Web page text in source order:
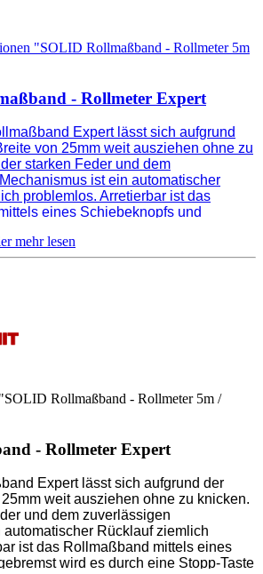
"SOLID Rollmaßband - Rollmeter 5m
- Rollmeter Expert
Expert lässt sich aufgrund
von 25mm weit ausziehen ohne zu
starken Feder und dem
ist ein automatischer
problemlos. Arretierbar ist das
eines Schiebeknopfs und
In der Hand liegt das
der ergonomischen Bauweiße sehr
von 25mm weit ausziehen ohne
und zuverlässiger Mechanismus
auf der Unterseite des Maßbands
Empfehlungen dienen der
Käufers bzw. Verarbeiters.
davon, unsere Produkte grundsätzlich auf ihre
Rollmaßband - Rollmeter 5m /
- Rollmeter Expert
Expert lässt sich aufgrund der
weit ausziehen ohne zu knicken.
und dem zuverlässigen
automatischer Rücklauf ziemlich
ist das Rollmaßband mittels eines
wird es durch eine Stopp-Taste